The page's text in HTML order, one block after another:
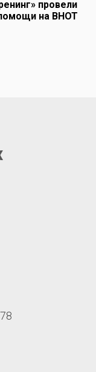
провели
на ВНОТ